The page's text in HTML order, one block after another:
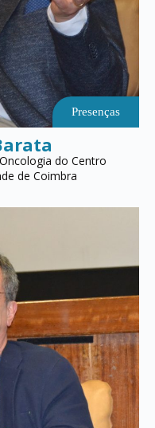
Presenças
do Centro
de Coimbra